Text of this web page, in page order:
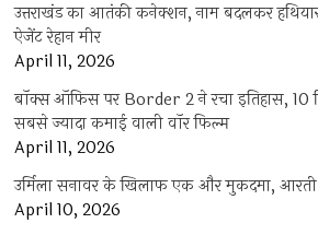
उत्तराखंड का आतंकी कनेक्शन, नाम बदलकर
ऐजेंट रेहान मीर
April 11, 2026
बॉक्स ऑफिस पर Border 2 ने रचा इतिहास, 10
सबसे ज्यादा कमाई वाली वॉर फिल्म
April 11, 2026
उर्मिला सनावर के खिलाफ एक और मुकदमा, आरती
April 10, 2026